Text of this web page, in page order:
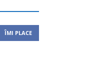
ÎMI PLACE